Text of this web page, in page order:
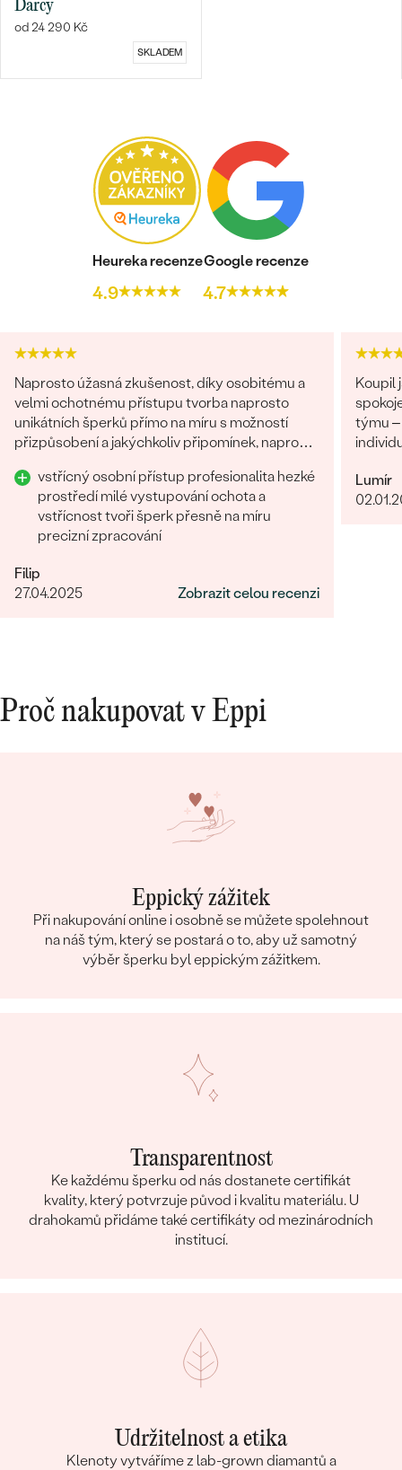
Darcy
od 24 290 Kč
SKLADEM
Heureka recenze
4.9
Google recenze
4.7
Naprosto úžasná zkušenost, díky osobitému a
velmi ochotnému přístupu tvorba naprosto
unikátních šperků přímo na míru s možností
přizpůsobení a jakýchkoliv připomínek, naprosto
vstřícný osobní přístup profesionalita hezké
prostředí milé vystupování ochota a
vstřícnost tvoři šperk přesně na míru
precizní zpracování
Filip
27.04.2025
Zobrazit celou recenzi
Koupil
týmu
plné
Lumír
Proč nakupovat v Eppi
Eppický zážitek
Při nakupování online i osobně se můžete spolehnout
na náš tým, který se postará o to, aby už samotný
výběr šperku byl eppickým zážitkem.
Transparentnost
Ke každému šperku od nás dostanete certifikát
kvality, který potvrzuje původ i kvalitu materiálu. U
drahokamů přidáme také certifikáty od mezinárodních
institucí.
Udržitelnost a etika
Klenoty vytváříme z lab-grown diamantů a